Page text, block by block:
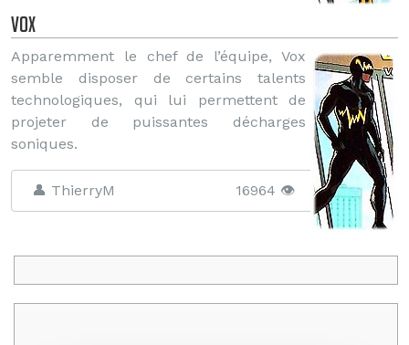
Vox
Apparemment le chef de l’équipe, Vox
semble disposer de certains talents
technologiques, qui lui permettent de
projeter de puissantes décharges
soniques.
👤 ThierryM 16964 👁️